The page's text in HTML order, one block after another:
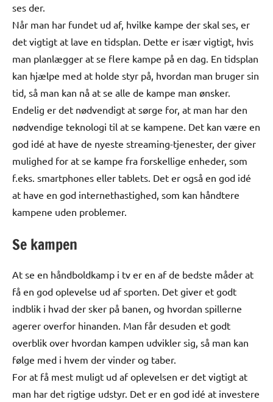
ses der.
Når man har fundet ud af, hvilke kampe der skal ses, er
det vigtigt at lave en tidsplan. Dette er især vigtigt, hvis
man planlægger at se flere kampe på en dag. En tidsplan
kan hjælpe med at holde styr på, hvordan man bruger sin
tid, så man kan nå at se alle de kampe man ønsker.
Endelig er det nødvendigt at sørge for, at man har den
nødvendige teknologi til at se kampene. Det kan være en
god idé at have de nyeste streaming-tjenester, der giver
mulighed for at se kampe fra forskellige enheder, som
f.eks. smartphones eller tablets. Det er også en god idé
at have en god internethastighed, som kan håndtere
kampene uden problemer.
Se kampen
At se en håndboldkamp i tv er en af de bedste måder at
få en god oplevelse ud af sporten. Det giver et godt
indblik i hvad der sker på banen, og hvordan spillerne
agerer overfor hinanden. Man får desuden et godt
overblik over hvordan kampen udvikler sig, så man kan
følge med i hvem der vinder og taber.
For at få mest muligt ud af oplevelsen er det vigtigt at
man har det rigtige udstyr. Det er en god idé at investere